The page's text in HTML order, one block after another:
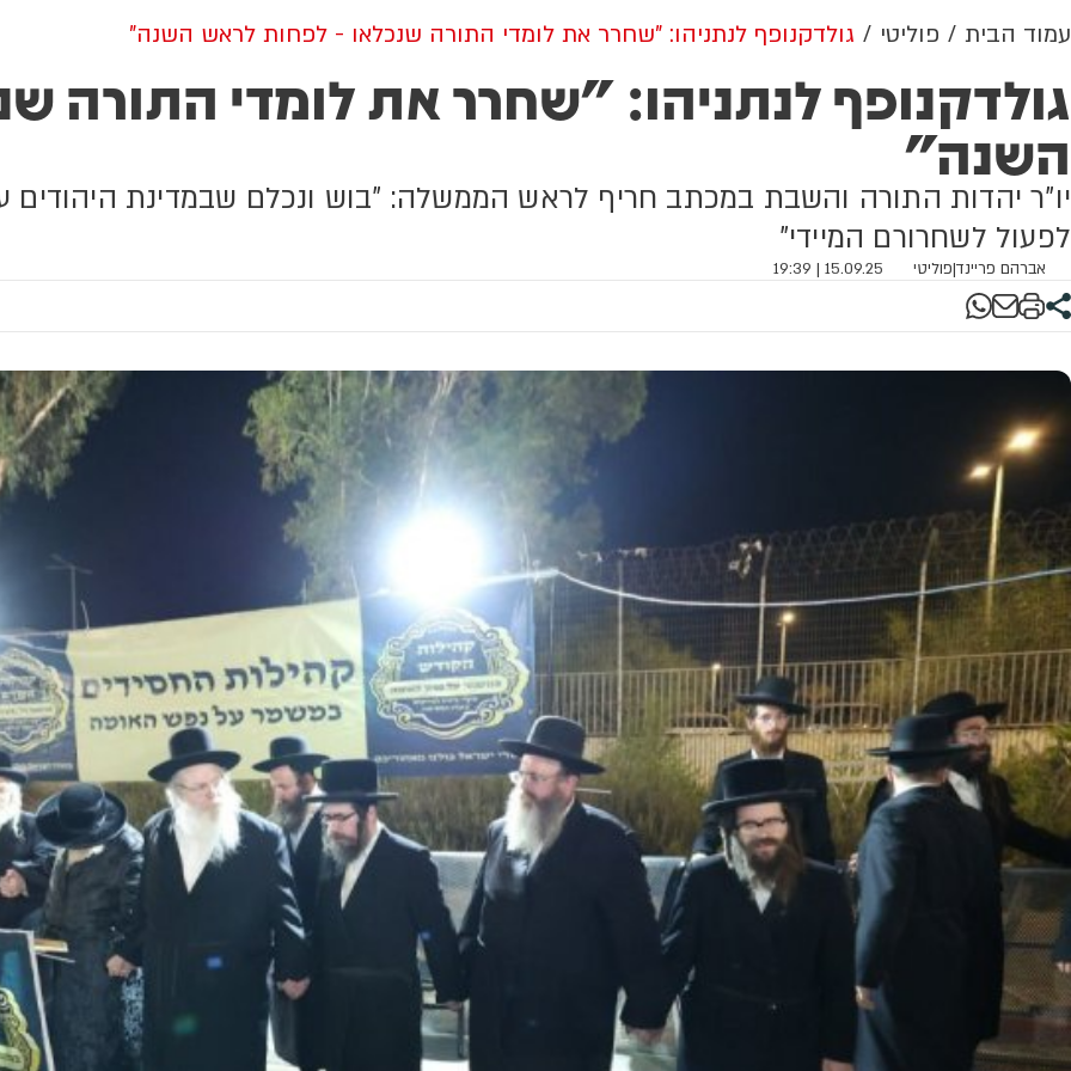
עמוד הבית פוליטי גולדקנופף לנתניהו: "שחרר את לומדי התורה שנכלאו - לפחות לראש השנה"
גולדקנופף לנתניהו: "שחרר את לומדי התורה
השנה"
יו"ר יהדות התורה והשבת במכתב חריף לראש הממשלה: "בוש ונכלם שבמדינת היהודים
לפעול לשחרורם המיידי"
אברהם פריינד|פוליטי 15.09.25 | 19:39